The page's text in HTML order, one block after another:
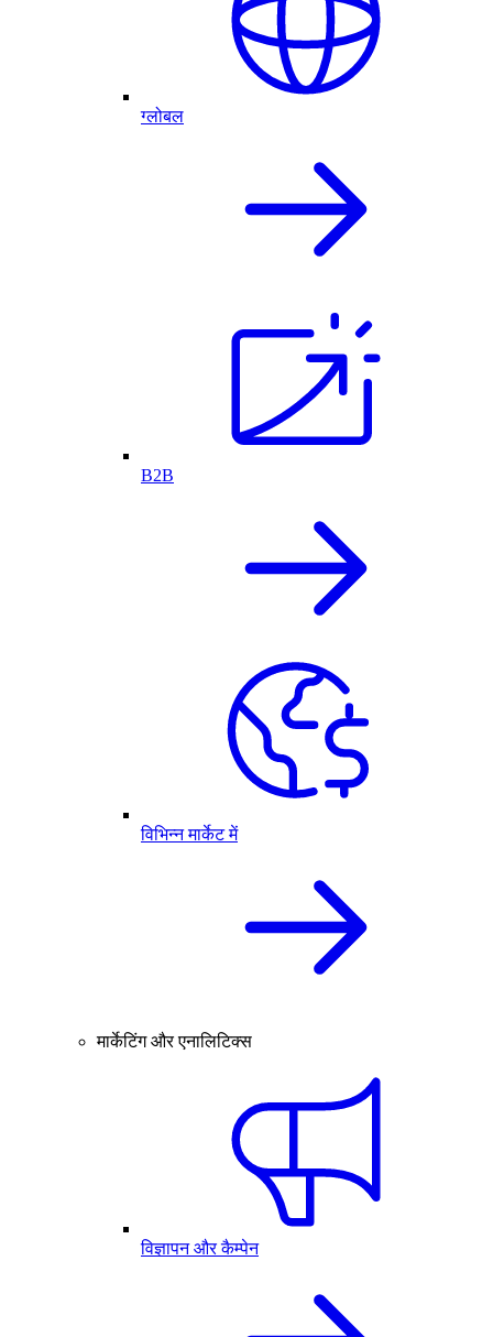
ग्लोबल
B2B
विभिन्न मार्केट में
मार्केटिंग और एनालिटिक्स
विज्ञापन और कैम्पेन